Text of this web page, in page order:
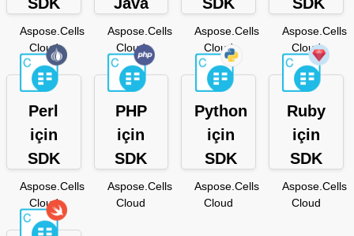
SDK
Aspose.Cells
Cloud
Java
Aspose.Cells
Cloud
SDK
Aspose.Cells
Cloud
SDK
Aspose.Cells
Cloud
Perl
için
SDK
Aspose.Cells
Cloud
PHP
için
SDK
Aspose.Cells
Cloud
Python
için
SDK
Aspose.Cells
Cloud
Ruby
için
SDK
Aspose.Cells
Cloud